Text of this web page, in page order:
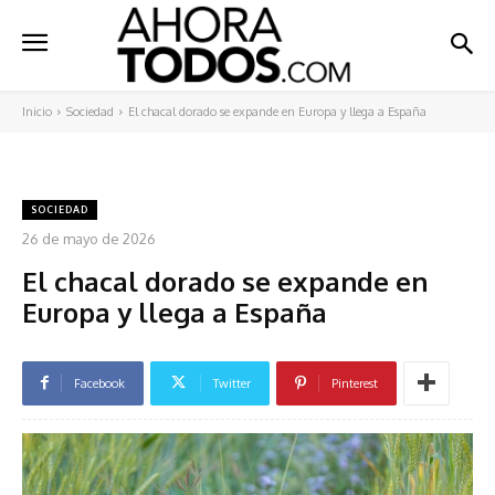
Inicio Sociedad El chacal dorado se expande en Europa y llega a España
SOCIEDAD
26 de mayo de 2026
El chacal dorado se expande en
Europa y llega a España
Facebook Twitter Pinterest